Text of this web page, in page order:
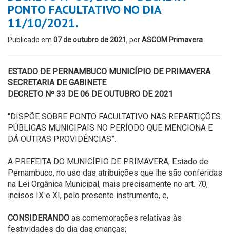
PONTO FACULTATIVO NO DIA
11/10/2021.
Publicado em 07 de outubro de 2021 , porASCOM Primavera
ESTADO DE PERNAMBUCO MUNICÍPIO DE PRIMAVERA
SECRETARIA DE GABINETE
DECRETO Nº 33 DE 06 DE OUTUBRO DE 2021
“DISPÕE SOBRE PONTO FACULTATIVO NAS REPARTIÇÕES
PÚBLICAS MUNICIPAIS NO PERÍODO QUE MENCIONA E
DÁ OUTRAS PROVIDÊNCIAS”.
A PREFEITA DO MUNICÍPIO DE PRIMAVERA, Estado de
Pernambuco, no uso das atribuições que lhe são conferidas
na Lei Orgânica Municipal, mais precisamente no art. 70,
incisos IX e XI, pelo presente instrumento, e,
CONSIDERANDO as comemorações relativas às
festividades do dia das crianças;